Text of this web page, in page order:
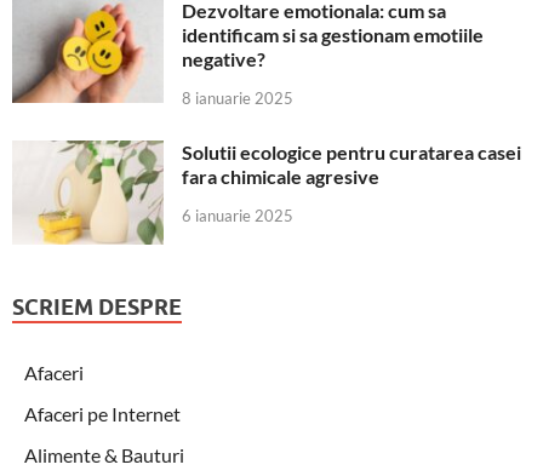
Dezvoltare emotionala: cum sa
identificam si sa gestionam emotiile
negative?
8 ianuarie 2025
Solutii ecologice pentru curatarea casei
fara chimicale agresive
6 ianuarie 2025
SCRIEM DESPRE
Afaceri
Afaceri pe Internet
Alimente & Bauturi